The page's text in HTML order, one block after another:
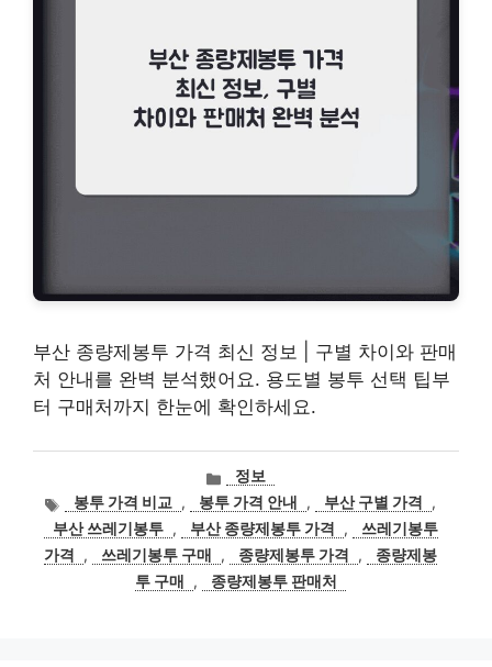
부산 종량제봉투 가격 최신 정보 | 구별 차이와 판매
처 안내를 완벽 분석했어요. 용도별 봉투 선택 팁부
터 구매처까지 한눈에 확인하세요.
카
테
고
리
정보
태
그
봉투 가격 비교 , 봉투 가격 안내 , 부산 구별 가격
,
부산 쓰레기봉투 , 부산 종량제봉투 가격 ,
쓰레기봉투
가격
, 쓰레기봉투 구매 , 종량제봉투 가격 ,
종량제봉
투 구매
, 종량제봉투 판매처